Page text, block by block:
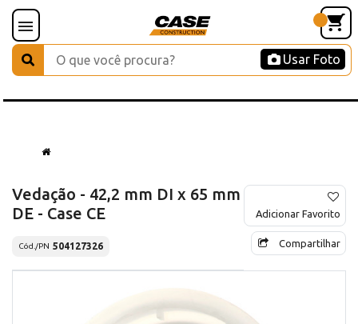
Usar Foto
Vedação - 42,2 mm DI x 65 mm
DE - Case CE
Cód./PN 504127326
Adicionar Favorito
Compartilhar